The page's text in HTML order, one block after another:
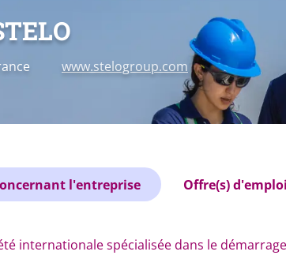
www.stelogroup.com
l'entreprise Offre(s)
internationale spécialisée dans le